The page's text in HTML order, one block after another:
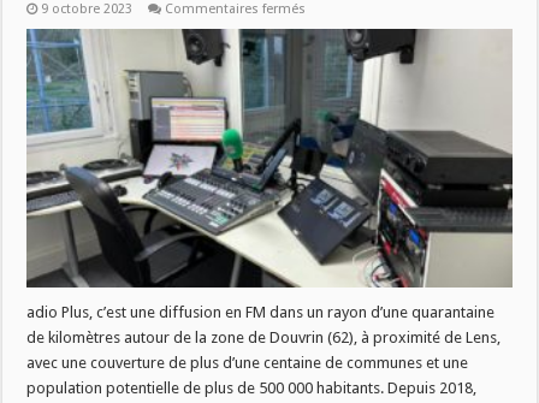
9 octobre 2023 Commentaires fermés
Plus
s’équipe
nouvelles
infrastructures
radio
et
vidéo
avec
Broadcast-
associés !
adio Plus, c’est une diffusion en FM dans un rayon d’une quarantaine
de kilomètres autour de la zone de Douvrin (62), à proximité de Lens,
avec une couverture de plus d’une centaine de communes et une
population potentielle de plus de 500 000 habitants. Depuis 2018,